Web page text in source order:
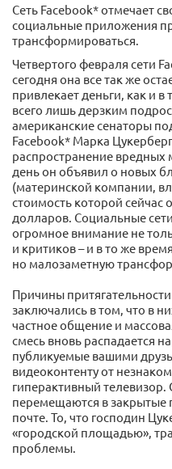
Сеть Facebook* отмечает
социальные приложения
трансформироваться.
Четвертого февраля сети
сегодня она все так же
привлекает деньги, как и
всего лишь дерзким
американские сенаторы
Facebook* Марка
распространение
день он объявил о новых
(материнской компании,
стоимость которой сейчас
долларов. Социальные
огромное внимание не
и критиков – и в то же
но малозаметную
Причины
заключались в том, что в
частное общение и
смесь вновь распадается
публикуемые вашими
видеоконтенту от
гиперактивный
перемещаются в закрытые
почте. То, что господин
«городской площадью»,
проблемы.